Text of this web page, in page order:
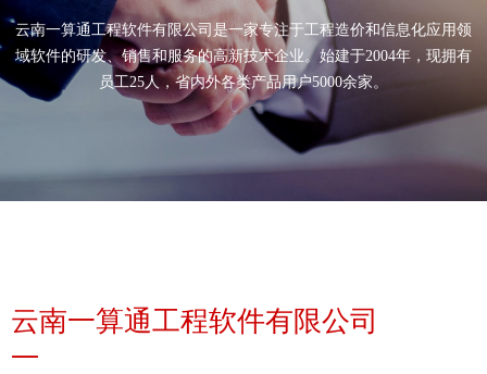
云南一算通工程软件有限公司
—
云南一算通工程软件有限公司是一家专注于工程造价和信息化应用领
域软件的研发、销售和服务的高新技术企业。始建于2004年，现拥有
员工25人，省内外各类产品用户5000余家。